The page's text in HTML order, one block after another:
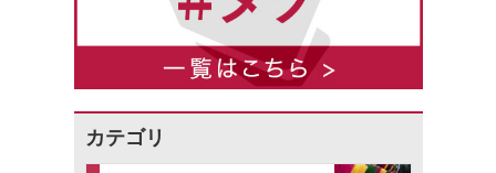
カテゴリ